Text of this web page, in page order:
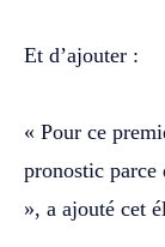
‎Et d’ajouter :
‎« Pour ce
pronostic parce
», a ajouté cet